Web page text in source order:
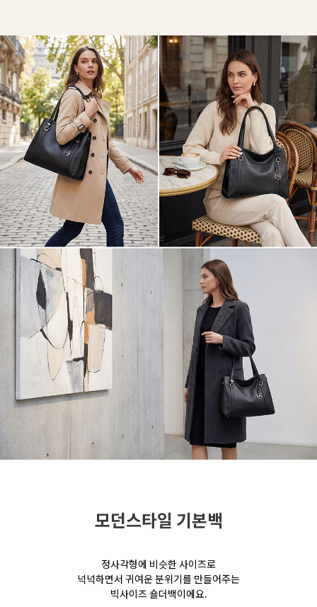
모던스타일 기본백
정사각형에 비슷한 사이즈로
넉넉하면서 귀여운 분위기를 만들어주는
빅사이즈 숄더백이에요.